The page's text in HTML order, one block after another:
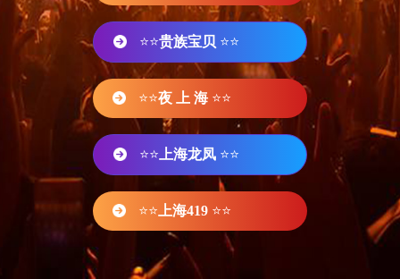
⭐⭐贵族宝贝 ⭐⭐
⭐⭐夜 上 海 ⭐⭐
⭐⭐ 上海龙凤 ⭐⭐
⭐⭐ 上海419 ⭐⭐